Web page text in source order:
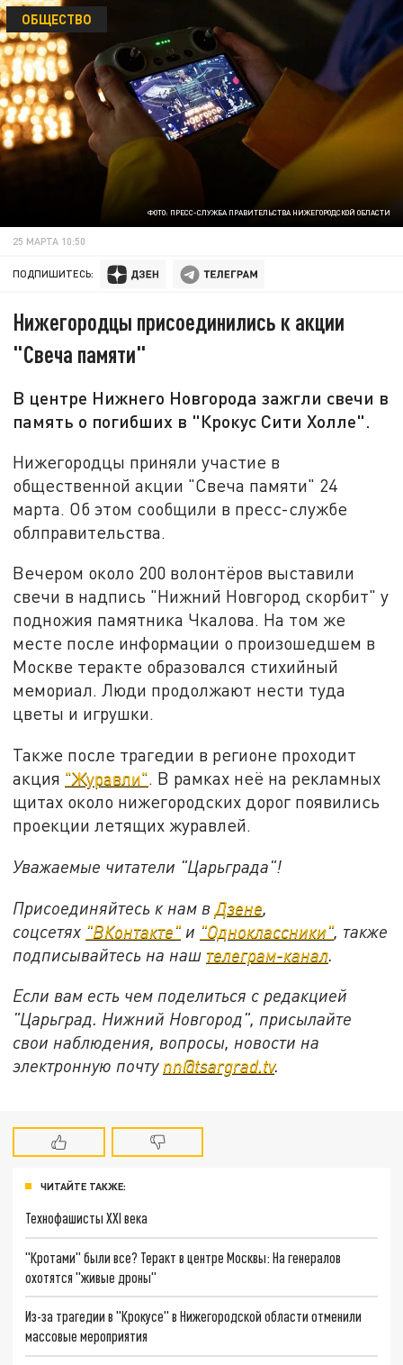
ФОТО: ПРЕСС-СЛУЖБА ПРАВИТЕЛЬСТВА НИЖЕГОРОДСКОЙ ОБЛАСТИ
ОБЩЕСТВО
25 МАРТА 10:50
ПОДПИШИТЕСЬ:
Нижегородцы присоединились к акции
"Свеча памяти"
В центре Нижнего Новгорода зажгли свечи в
память о погибших в "Крокус Сити Холле".
Нижегородцы приняли участие в
общественной акции "Свеча памяти" 24
марта. Об этом сообщили в пресс-службе
облправительства.
Вечером около 200 волонтёров выставили
свечи в надпись "Нижний Новгород скорбит" у
подножия памятника Чкалова. На том же
месте после информации о произошедшем в
Москве теракте образовался стихийный
мемориал. Люди продолжают нести туда
цветы и игрушки.
Также после трагедии в регионе проходит
акция "Журавли". В рамках неё на рекламных
щитах около нижегородских дорог появились
проекции летящих журавлей.
Уважаемые читатели "Царьграда"!
Присоединяйтесь к нам в Дзене
соцсетях "ВКонтакте" и "Одноклассники" также
подписывайтесь на наш телеграм-канал
Если вам есть чем поделиться с редакцией
"Царьград. Нижний Новгород", присылайте
свои наблюдения, вопросы, новости на
электронную почту nn@tsargrad.tv.
ЧИТАЙТЕ ТАКЖЕ:
Технофашисты XXI века
"Кротами" были все? Теракт в центре Москвы: На генералов
охотятся "живые дроны"
Из-за трагедии в "Крокусе" в Нижегородской области отменили
массовые мероприятия